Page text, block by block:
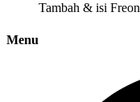
Tambah & isi Freon
Menu